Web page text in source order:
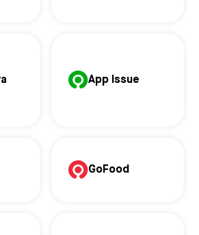
App Issue
GoFood